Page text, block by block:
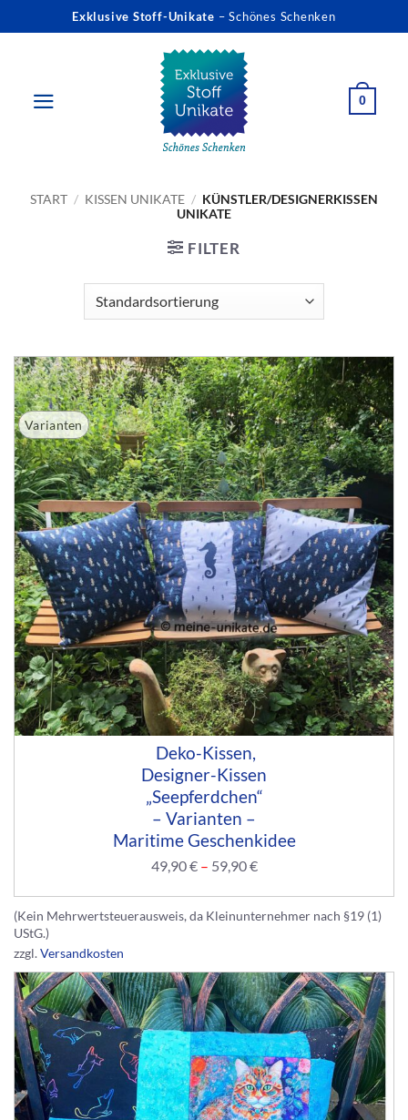
Inhalt
Exklusive Stoff-Unikate – Schönes Schenken
0
START / KISSEN UNIKATE / KÜNSTLER/DESIGNERKISSEN
UNIKATE
FILTER
Varianten
Deko-Kissen,
Designer-Kissen
„Seepferdchen“
– Varianten –
Maritime Geschenkidee
49,90€– 59,90€
(Kein Mehrwertsteuerausweis, da Kleinunternehmer nach §19 (1)
UStG.)
zzgl.Versandkosten